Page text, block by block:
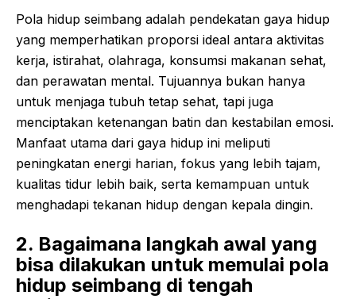
Pola hidup seimbang adalah pendekatan gaya hidup
yang memperhatikan proporsi ideal antara aktivitas
kerja, istirahat, olahraga, konsumsi makanan sehat,
dan perawatan mental. Tujuannya bukan hanya
untuk menjaga tubuh tetap sehat, tapi juga
menciptakan ketenangan batin dan kestabilan emosi.
Manfaat utama dari gaya hidup ini meliputi
peningkatan energi harian, fokus yang lebih tajam,
kualitas tidur lebih baik, serta kemampuan untuk
menghadapi tekanan hidup dengan kepala dingin.
2. Bagaimana langkah awal yang
bisa dilakukan untuk memulai pola
hidup seimbang di tengah